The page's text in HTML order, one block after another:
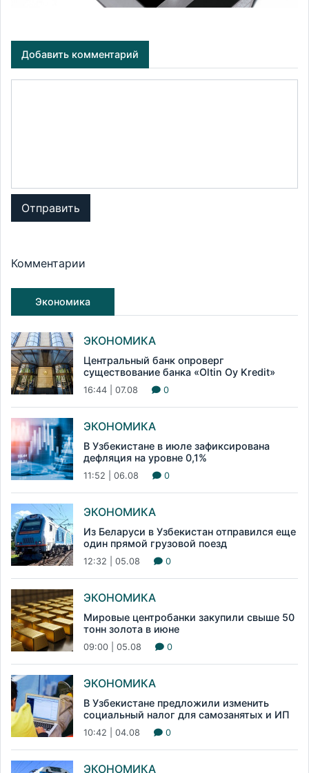
Добавить комментарий
Отправить
Комментарии
Экономика
ЭКОНОМИКА
Центральный банк опроверг
существование банка «Oltin Oy Kredit»
16:44 | 07.08 0
ЭКОНОМИКА
В Узбекистане в июле зафиксирована
дефляция на уровне 0,1%
11:52 | 06.08 0
ЭКОНОМИКА
Из Беларуси в Узбекистан отправился еще
один прямой грузовой поезд
12:32 | 05.08 0
ЭКОНОМИКА
Мировые центробанки закупили свыше 50
тонн золота в июне
09:00 | 05.08 0
ЭКОНОМИКА
В Узбекистане предложили изменить
социальный налог для самозанятых и ИП
10:42 | 04.08 0
ЭКОНОМИКА